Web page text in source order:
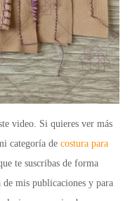
video. Si quieres ver más
categoría de costura para
te suscribas de forma
mis publicaciones y para